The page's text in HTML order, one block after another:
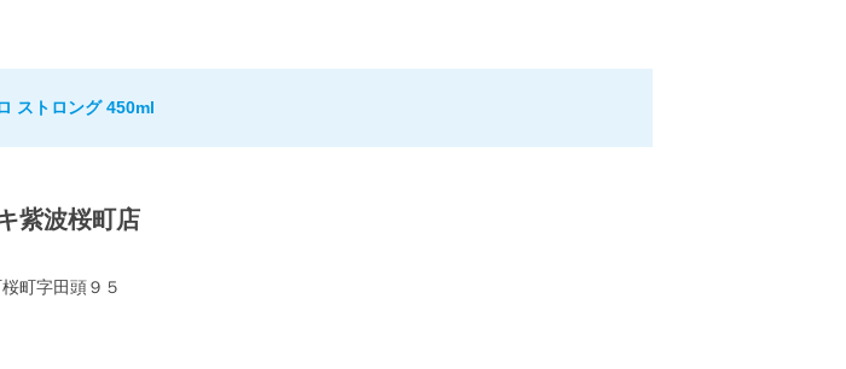
ストロング 450ml
紫波桜町店
町字田頭９５